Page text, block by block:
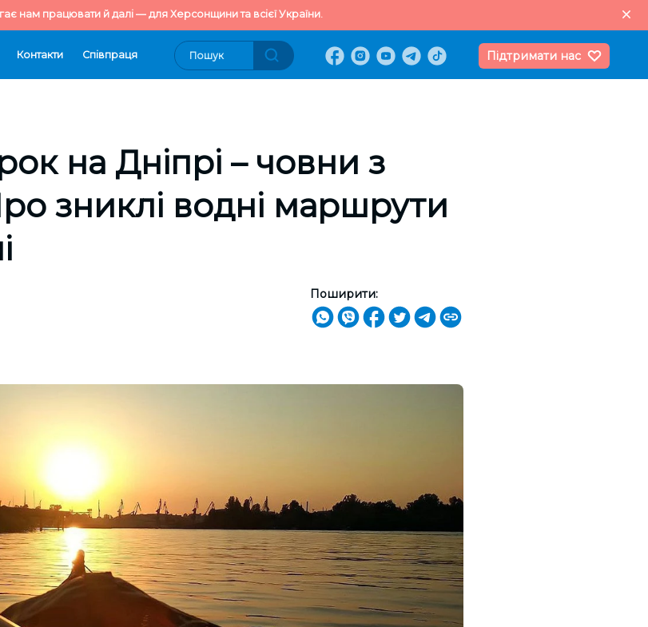
нам працювати й далі — для Херсонщини та всієї України.
Контакти Cпівпраця Підтримати нас
на Дніпрі – човни з
зниклі водні маршрути
Поширити: